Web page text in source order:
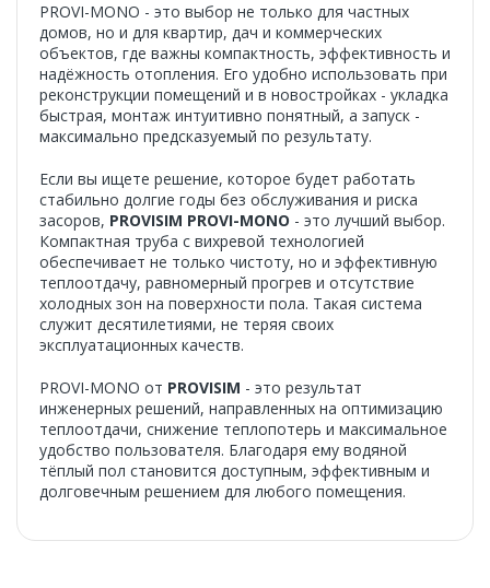
PROVI-MONO - это выбор не только для частных
домов, но и для квартир, дач и коммерческих
объектов, где важны компактность, эффективность и
надёжность отопления. Его удобно использовать при
реконструкции помещений и в новостройках - укладка
быстрая, монтаж интуитивно понятный, а запуск -
максимально предсказуемый по результату.
Если вы ищете решение, которое будет работать
стабильно долгие годы без обслуживания и риска
засоров, PROVISIM PROVI-MONO - это лучший выбор.
Компактная труба с вихревой технологией
обеспечивает не только чистоту, но и эффективную
теплоотдачу, равномерный прогрев и отсутствие
холодных зон на поверхности пола. Такая система
служит десятилетиями, не теряя своих
эксплуатационных качеств.
PROVI-MONO от PROVISIM - это результат
инженерных решений, направленных на оптимизацию
теплоотдачи, снижение теплопотерь и максимальное
удобство пользователя. Благодаря ему водяной
тёплый пол становится доступным, эффективным и
долговечным решением для любого помещения.